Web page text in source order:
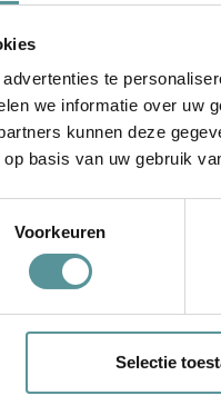
te
we informatie over uw
kunnen deze
basis van uw gebruik
Voorkeuren
Selectie